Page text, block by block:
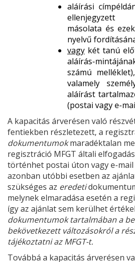
aláírási
ellenjegyzett
másolata és
nyelvű
vagy két tanú
aláírás-
számú
valamely
aláírást
(postai vagy e-
A kapacitás árverésen való
fentiekben részletezett, a
dokumentumokmaradéktalan
regisztráció MFGT általi
történhet postai úton vagy e-
azonban utóbbi esetben az
szükséges az eredeti
melynek elmaradása esetén a
így az ajánlat sem kerülhet
dokumentumok tartalmában a
bekövetkezett változásokról a
tájékoztatni az MFGT-t.
Továbbá a kapacitás árverésen